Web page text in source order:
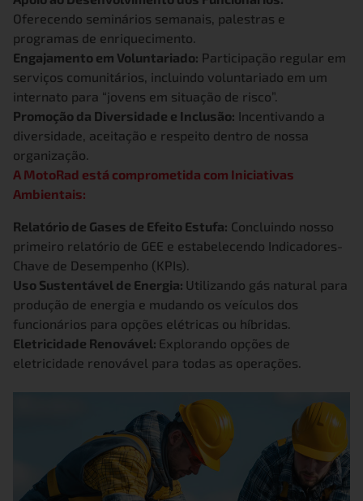
Oferecendo seminários semanais, palestras e
programas de enriquecimento.
Engajamento em Voluntariado: Participação regular em
serviços comunitários, incluindo voluntariado em um
internato para “jovens em situação de risco”.
Promoção da Diversidade e Inclusão: Incentivando a
diversidade, aceitação e respeito dentro de nossa
organização.
A MotoRad está comprometida com Iniciativas
Ambientais:
Relatório de Gases de Efeito Estufa: Concluindo nosso
primeiro relatório de GEE e estabelecendo Indicadores-
Chave de Desempenho (KPIs).
Uso Sustentável de Energia: Utilizando gás natural para
produção de energia e mudando os veículos dos
funcionários para opções elétricas ou híbridas.
Eletricidade Renovável: Explorando opções de
eletricidade renovável para todas as operações.